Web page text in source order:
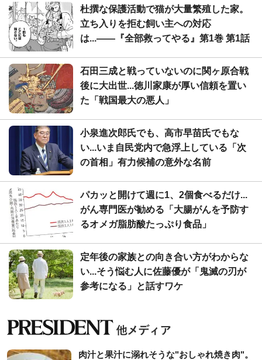
杜撰な保護活動で猫が大量繁殖した家。
立ち入りを拒む飼い主への対応
は...――『全部救ってやる』第1巻 第1話
石田三成と戦っていないのに関ヶ原合戦
後に大出世...徳川家康が厚い信頼を置い
た「戦国最大の悪人」
小泉進次郎氏でも、高市早苗氏でもな
い...いま自民党内で急浮上している「次
の首相」有力候補の意外な名前
パカッと開けて週に1、2個食べるだけ...
がん専門医が勧める「大腸がんを予防す
るオメガ脂肪酸たっぷり食品」
定年後の家族との向き合い方がわからな
い...そう悩む人に佐藤優が「鬼滅の刃が
参考になる」と話すワケ
肉汁と果汁に溺れそうな"おしゃれ焼き肉"。